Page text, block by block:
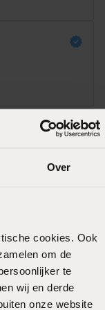
Over
cookies. Ook
om de
te
wij en derde
onze website